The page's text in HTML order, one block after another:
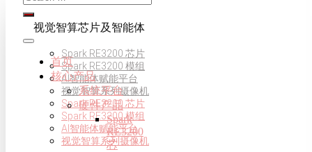
视觉智算芯片及智能体
Spark RE3200 芯片
Spark RE3200 模组
AI智能体赋能平台
视觉智算系列摄像机
Spark RE3200 芯片
Spark RE3200 模组
AI智能体赋能平台
视觉智算系列摄像机
首页
核心产品
系统平台
硬件产品
Spark
RE3200
芯